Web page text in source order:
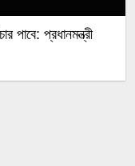
পাবে: প্রধানমন্ত্রী